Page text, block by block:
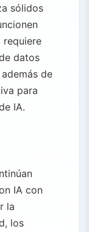
sólidos
requiere
datos
de
para
IA.
IA con
la
los